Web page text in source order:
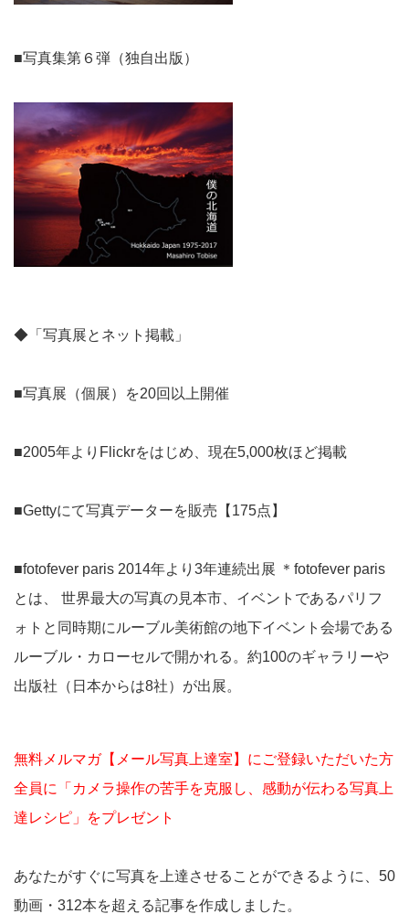
■写真集第６弾（独自出版）
◆「写真展とネット掲載」
■写真展（個展）を20回以上開催
■2005年よりFlickrをはじめ、現在5,000枚ほど掲載
■Gettyにて写真データーを販売【175点】
■fotofever paris 2014年より3年連続出展 ＊fotofever paris
とは、 世界最大の写真の見本市、イベントであるパリフ
ォトと同時期にルーブル美術館の地下イベント会場である
ルーブル・カローセルで開かれる。約100のギャラリーや
出版社（日本からは8社）が出展。
無料メルマガ【メール写真上達室】にご登録いただいた方
全員に「カメラ操作の苦手を克服し、感動が伝わる写真上
達レシピ」をプレゼント
あなたがすぐに写真を上達させることができるように、50
動画・312本を超える記事を作成しました。